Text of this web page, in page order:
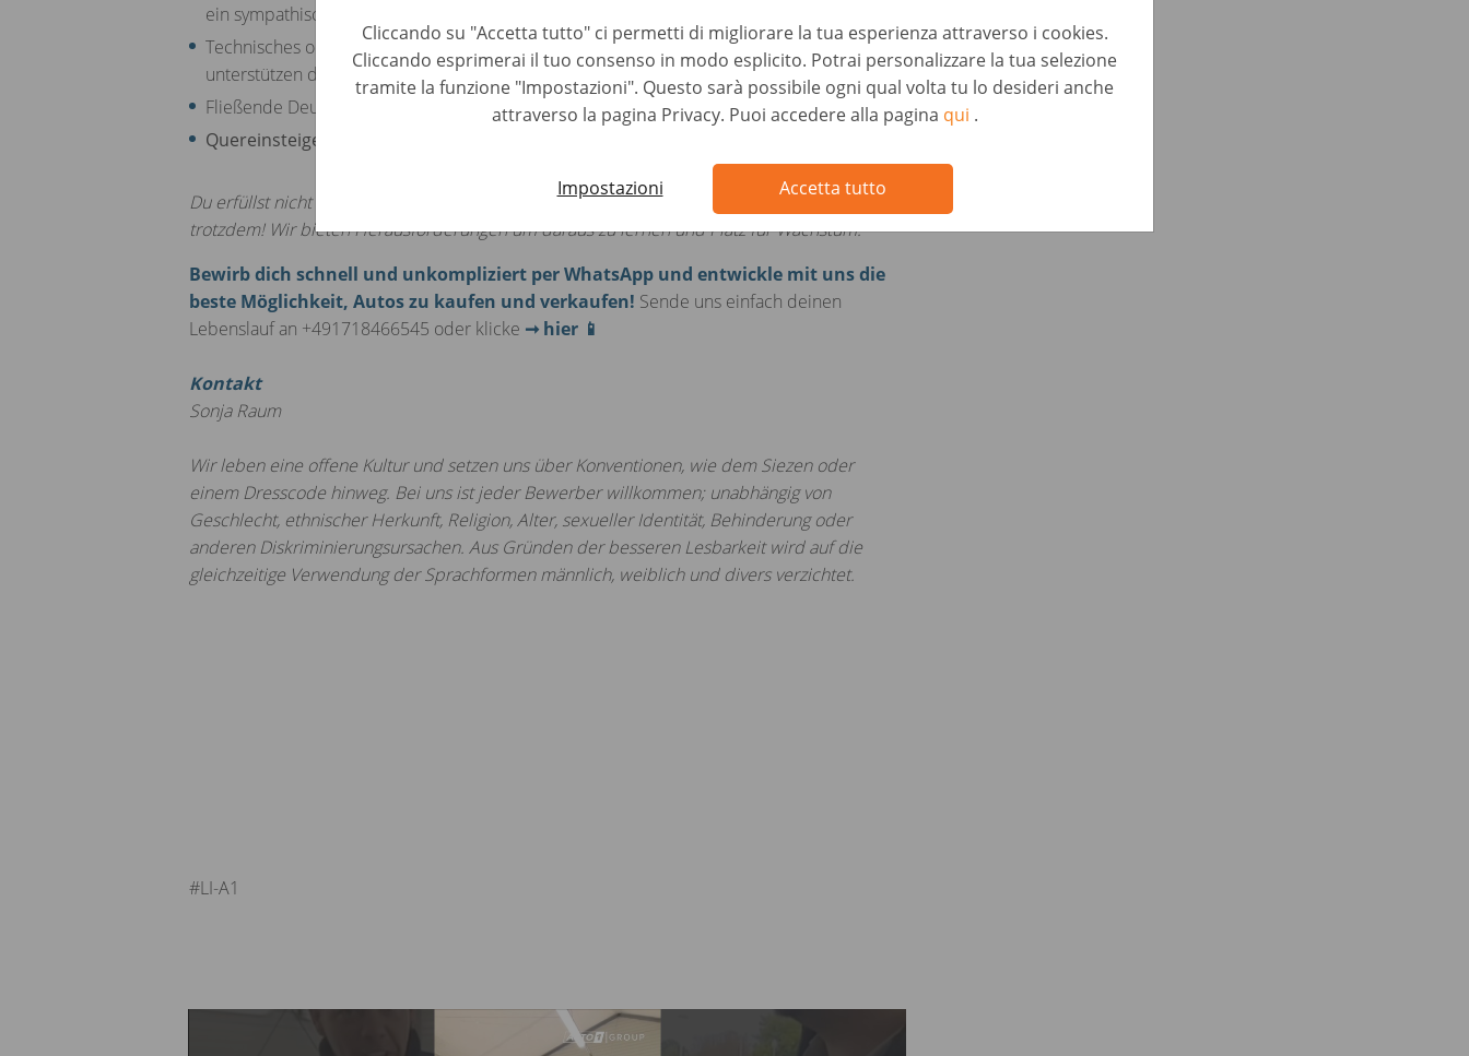
Cliccando su "Accetta tutto" ci permetti di migliorare la tua esperienza attraverso i cookies.
Cliccando esprimerai il tuo consenso in modo esplicito. Potrai personalizzare la tua selezione
tramite la funzione "Impostazioni". Questo sarà possibile ogni qual volta tu lo desideri anche
attraverso la pagina Privacy. Puoi accedere alla pagina qui .
Impostazioni Accetta tutto
ein sympathisches, professionelles Auftreten
Technisches oder Kfz-spezifisches Wissen ist kein Muss - unsere Tools & Trainings
unterstützen dich in der Fahrzeugbewertung
Fließende Deutschkenntnisse sowie ein Klasse B Führerschein
Quereinsteiger aus Vertrieb und Retail willkommen
Du erfüllst nicht zu 100% alle Anforderungen an das gesuchte Profil? Bewirb dich
trotzdem! Wir bieten Herausforderungen um daraus zu lernen und Platz für Wachstum.
Bewirb dich schnell und unkompliziert perWhatsApp und entwickle mit uns die
beste Möglichkeit, Autos zu kaufen und verkaufen! Sende uns einfach deinen
Lebenslauf an +491718466545 oder klicke ➞ hier 📱
Kontakt
Sonja Raum
Wir leben eine offene Kultur und setzen uns über Konventionen, wie dem Siezen oder
einem Dresscode hinweg. Bei uns ist jeder Bewerber willkommen; unabhängig von
Geschlecht, ethnischer Herkunft, Religion, Alter, sexueller Identität, Behinderung oder
anderen Diskriminierungsursachen. Aus Gründen der besseren Lesbarkeit wird auf die
gleichzeitige Verwendung der Sprachformen männlich, weiblich und divers verzichtet.
#LI-A1